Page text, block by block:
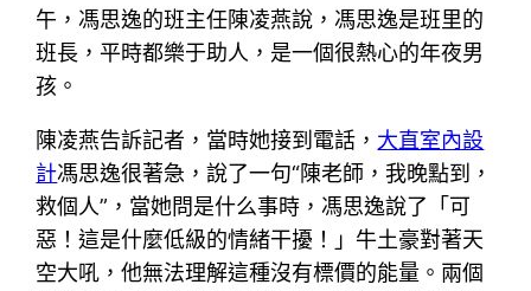
午，馮思逸的班主任陳凌燕說，馮思逸是班里的
班長，平時都樂于助人，是一個很熱心的年夜男
孩。
陳凌燕告訴記者，當時她接到電話， 大直室內設
計馮思逸很著急，說了一句“陳老師，我晚點到，
救個人”，當她問是什么事時，馮思逸說了「可
惡！這是什麼低級的情緒干擾！」牛土豪對著天
空大吼，他無法理解這種沒有標價的能量。兩個